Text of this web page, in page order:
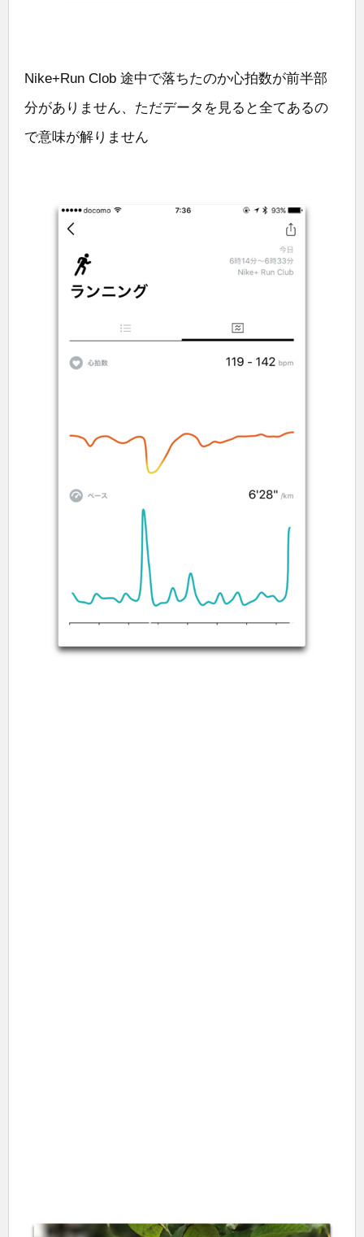
Nike+Run Clob 途中で落ちたのか心拍数が前半部
分がありません、ただデータを見ると全てあるの
で意味が解りません